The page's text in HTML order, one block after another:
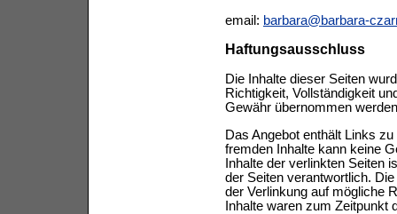
email: barbara@barbara-
Haftungsausschluss
Die Inhalte dieser Seiten
Richtigkeit, Vollständigkeit
Gewähr übernommen
Das Angebot enthält Links
fremden Inhalte kann keine
Inhalte der verlinkten Seiten
der Seiten verantwortlich.
der Verlinkung auf mögliche
Inhalte waren zum Zeitpunkt